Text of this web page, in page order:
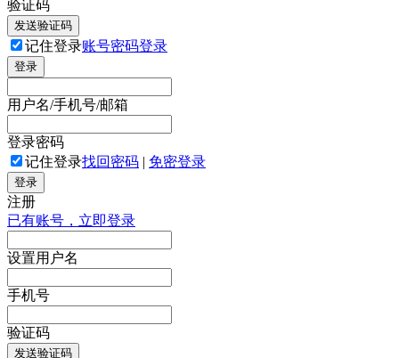
验证码
发送验证码
记住登录账号密码登录
登录
用户名/手机号/邮箱
登录密码
记住登录找回密码 | 免密登录
登录
注册
已有账号，立即登录
设置用户名
手机号
验证码
发送验证码